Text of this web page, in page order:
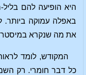
היא הופיעה להם
באפלה עמוקה ביותר.
את מה שנקרא
המקודש, לומד
כל דבר חומרי. רק